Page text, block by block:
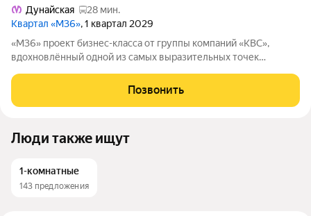
Дунайская
28 мин.
Квартал «М36», 1 квартал 2029
«М36» проект бизнес-класса от группы компаний «КВС»,
вдохновлённый одной из самых выразительных точек
Возничего. В астрономии этот объект символизирует порядок,
точность и уверенность в движении. В
Позвонить
Люди также ищут
1-комнатные
143 предложения